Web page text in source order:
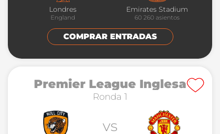
Londres
England
Emirates Stadium
60 260 asientos
COMPRAR ENTRADAS
Premier League Inglesa
Ronda 1
vs